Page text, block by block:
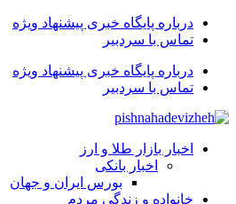
درباره پایگاه خبری پیشنهاد ویژه
تماس با سردبیر
درباره پایگاه خبری پیشنهاد ویژه
تماس با سردبیر
اخبار بازار طلا و ارز
اخبار بانکی
بورس ایران و جهان
خانواده و زندگی مردم